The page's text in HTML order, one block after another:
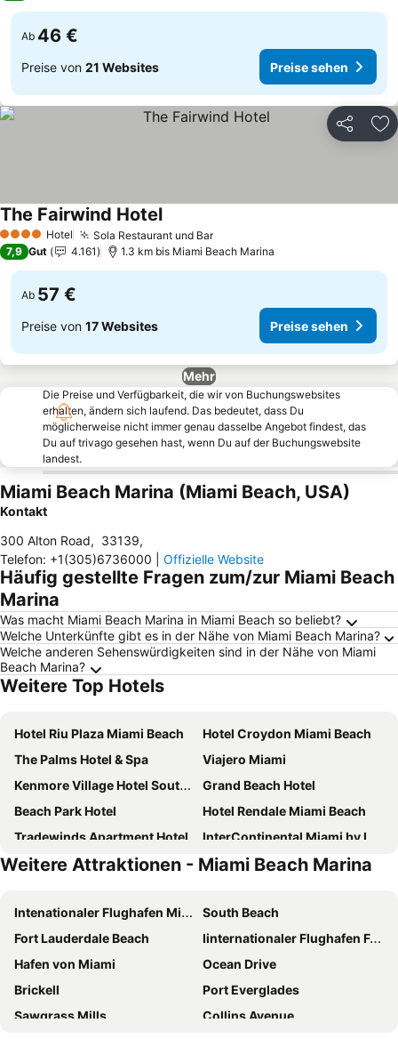
Ab 46 €
Preise von 21 Websites Preise sehen
Teilen
4 Sterne Hotel Sola Restaurant und BarPreise sehen
The Fairwind HotelPreise sehen
7,9 Gut 4.161 1.3 km bis Miami Beach Marina
Ab 57 €
Preise von 17 Websites Preise sehen
Mehr
Die Preise und Verfügbarkeit, die wir von Buchungswebsites
erhalten, ändern sich laufend. Das bedeutet, dass Du
möglicherweise nicht immer genau dasselbe Angebot findest, das
Du auf trivago gesehen hast, wenn Du auf der Buchungswebsite
landest.
Miami Beach Marina (Miami Beach, USA)
Kontakt
300 Alton Road, 33139,
Telefon: +1(305)6736000 Offizielle Website
Häufig gestellte Fragen zum/zur Miami Beach
Marina
Was macht Miami Beach Marina in Miami Beach so beliebt?
Welche Unterkünfte gibt es in der Nähe von Miami Beach Marina?
Welche anderen Sehenswürdigkeiten sind in der Nähe von Miami
Beach Marina?
Weitere Top Hotels
Hotel Riu Plaza Miami Beach
Hotel Croydon Miami Beach
The Palms Hotel & Spa
Viajero Miami
Kenmore Village Hotel South Beach
Grand Beach Hotel
Beach Park Hotel
Hotel Rendale Miami Beach
Tradewinds Apartment Hotel
InterContinental Miami by IHG
Kasa El Paseo Miami Beach
Holiday Inn Miami Beach-oceanfront By Ihg
Iberostar Waves Berkeley Shore
Smart Brickell Hotel
Moxy Miami South Beach
citizenM Miami South Beach
citizenM Miami Worldcenter
Clinton Hotel South Beach
Palm Tree Club Miami
Uma House by Yurbban South Beach
Courtyard Miami Downtown/Brickell Area
Hotel Breakwater South Beach
Weitere Attraktionen - Miami Beach Marina
Intenationaler Flughafen Miami
South Beach
Fort Lauderdale Beach
Iinternationaler Flughafen Fort Lauderdale - Hollywood
Hafen von Miami
Ocean Drive
Brickell
Port Everglades
Sawgrass Mills
Collins Avenue